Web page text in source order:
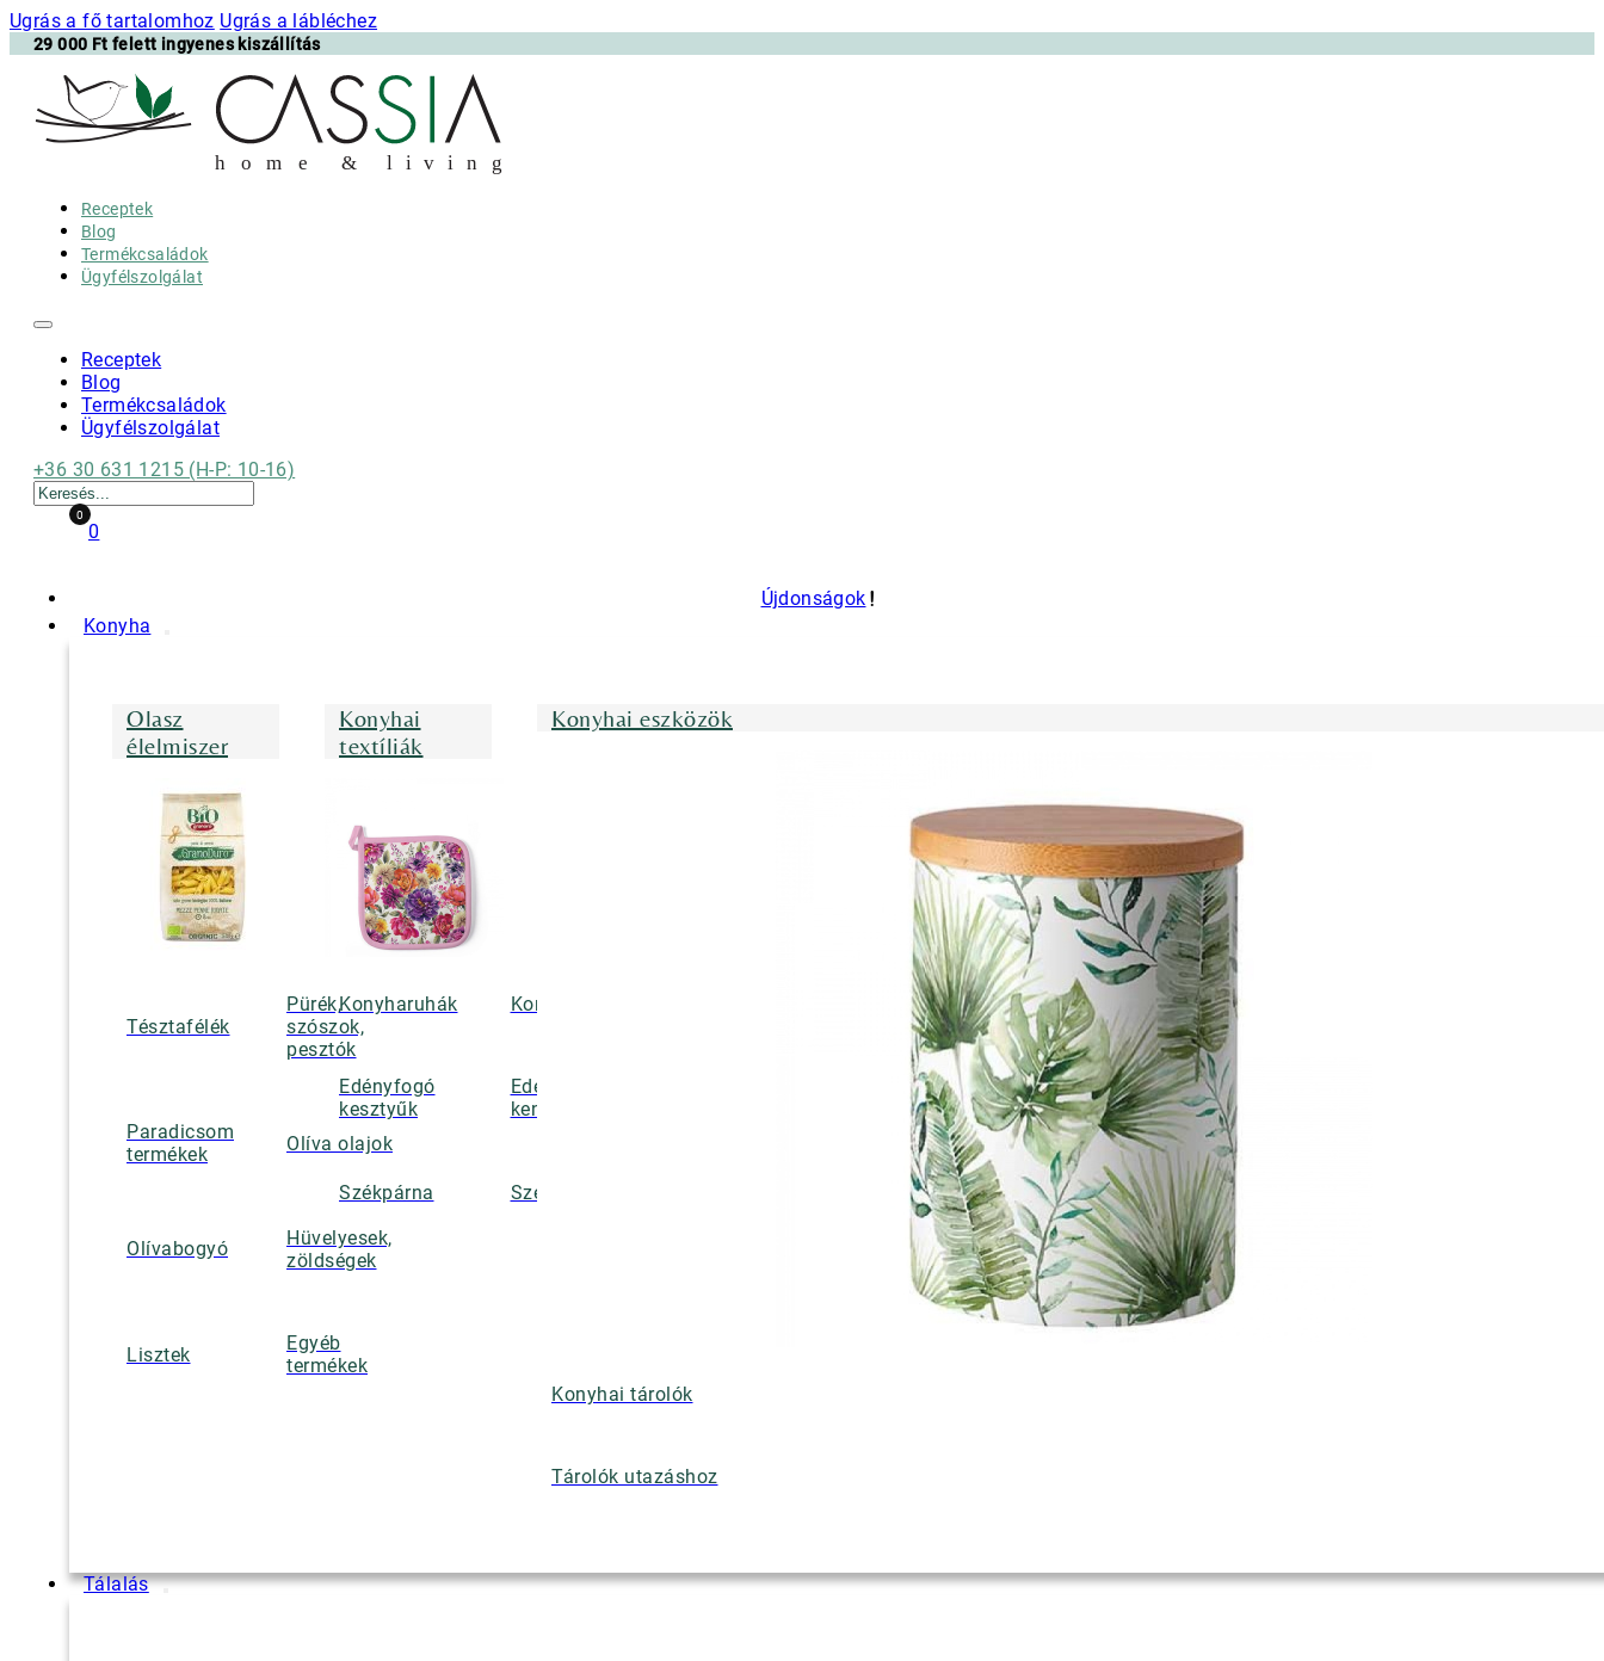
Ugrás a fő tartalomhoz Ugrás a lábléchez
29 000 Ft felett ingyenes kiszállítás
h o m e & l i v i n g
Receptek
Blog
Termékcsaládok
Ügyfélszolgálat
Receptek
Blog
Termékcsaládok
Ügyfélszolgálat
+36 30 631 1215 (H-P: 10-16)
Keresés
0
0
Újdonságok
Konyha
Olasz
élelmiszer
Tésztafélék
Pürék,
szószok,
pesztók
Paradicsom
termékek
Olíva olajok
Olívabogyó
Hüvelyesek,
zöldségek
Lisztek
Egyéb
termékek
Konyhai
textíliák
Konyharuhák Konyhai kötények
Edényfogó
kesztyűk
Edényalátétek,
kenyérkosarak
Székpárna Szettek
Konyhai eszközök
Konyhai tárolók
Tárolók utazáshoz
Tálalás